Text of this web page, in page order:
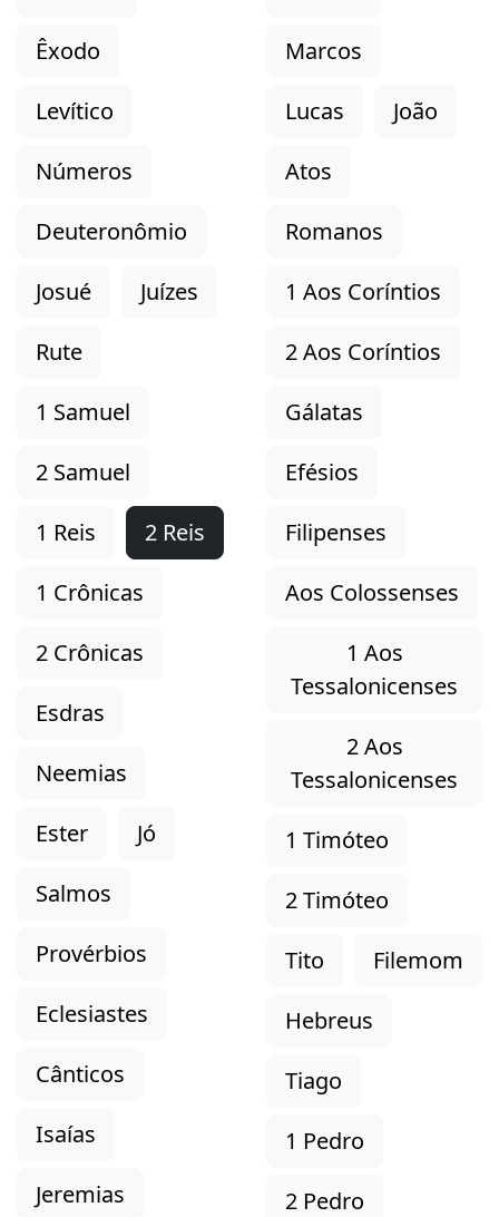
Êxodo
Levítico
Números
Deuteronômio
Josué
Juízes
Rute
1 Samuel
2 Samuel
1 Reis
2 Reis
1 Crônicas
2 Crônicas
Esdras
Neemias
Ester
Jó
Salmos
Provérbios
Eclesiastes
Cânticos
Isaías
Jeremias
Marcos
Lucas
João
Atos
Romanos
1 Aos Coríntios
2 Aos Coríntios
Gálatas
Efésios
Filipenses
Aos Colossenses
1 Aos
Tessalonicenses
2 Aos
Tessalonicenses
1 Timóteo
2 Timóteo
Tito
Filemom
Hebreus
Tiago
1 Pedro
2 Pedro